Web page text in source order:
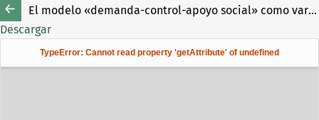
El modelo «demanda-control-apoyo social» como variable moderadora entre las características del puesto de trabajo y el compromiso laboral
Descargar